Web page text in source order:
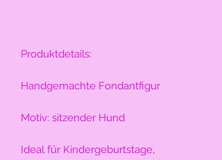
Produktdetails:
Handgemachte Fondantfigur
Motiv: sitzender Hund
Ideal für Kindergeburtstage,